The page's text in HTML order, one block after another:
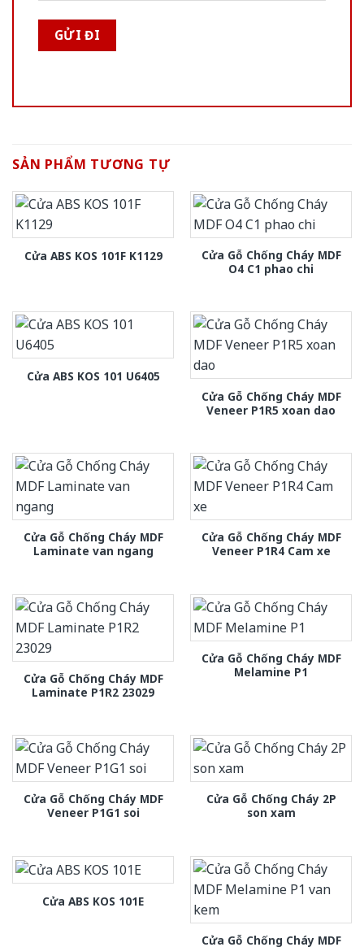
SẢN PHẨM TƯƠNG TỰ
Cửa ABS KOS 101F K1129
Cửa Gỗ Chống Cháy MDF
O4 C1 phao chi
Cửa ABS KOS 101 U6405
Cửa Gỗ Chống Cháy MDF
Veneer P1R5 xoan dao
Cửa Gỗ Chống Cháy MDF
Laminate van ngang
Cửa Gỗ Chống Cháy MDF
Veneer P1R4 Cam xe
Cửa Gỗ Chống Cháy MDF
Laminate P1R2 23029
Cửa Gỗ Chống Cháy MDF
Melamine P1
Cửa Gỗ Chống Cháy MDF
Veneer P1G1 soi
Cửa Gỗ Chống Cháy 2P
son xam
Cửa ABS KOS 101E
Cửa Gỗ Chống Cháy MDF